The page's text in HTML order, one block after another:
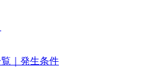
｜発生条件